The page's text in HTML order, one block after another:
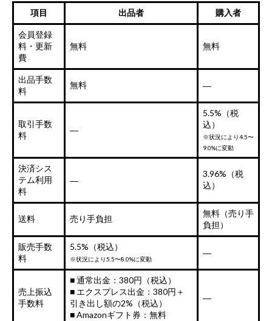
項目 出品者 購入者
会員登録
料・更新
費
無料 無料
出品手数
料
無料 ―
取引手数
料
―
5.5%（税
込）
※状況により4.5〜
9.0%に変動
決済シス
テム利用
料
―
3.96%（税
込）
送料 売り手負担
無料（売り手
負担）
販売手数
料
5.5%（税込）
※状況により5.5〜8.0%に変動
―
売上振込
手数料
■ 通常出金：380円（税込）
■ エクスプレス出金：380円＋
引き出し額の2%（税込）
■ Amazonギフト券：無料
―